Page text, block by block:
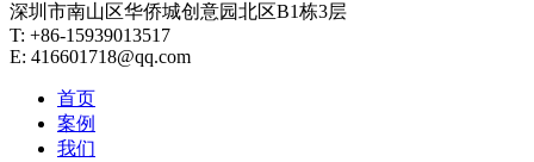
深圳市南山区华侨城创意园北区B1栋3层
T: +86-15939013517
E: 416601718@qq.com
首页
案例
我们